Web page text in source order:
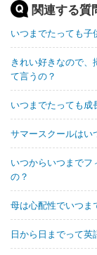
関連する質
いつまでたっても子
きれい好きなので
て言うの？
いつまでたっても成
サマースクールはい
いつからいつまでフ
の？
母は心配性でいつま
日から日までって英